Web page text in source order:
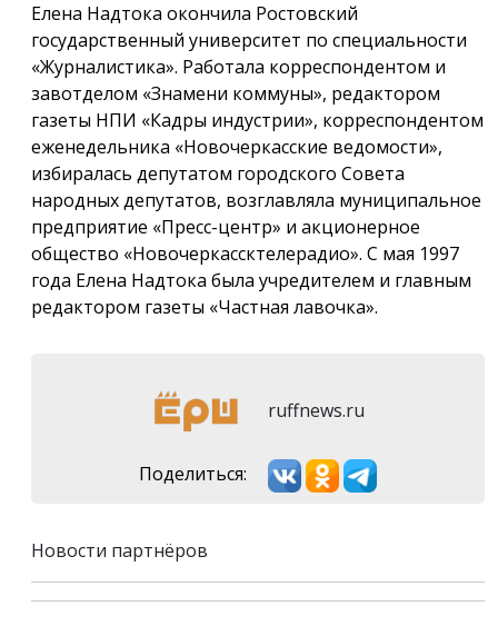
Елена Надтока окончила Ростовский
государственный университет по специальности
«Журналистика». Работала корреспондентом и
завотделом «Знамени коммуны», редактором
газеты НПИ «Кадры индустрии», корреспондентом
еженедельника «Новочеркасские ведомости»,
избиралась депутатом городского Совета
народных депутатов, возглавляла муниципальное
предприятие «Пресс-центр» и акционерное
общество «Новочеркассктелерадио». С мая 1997
года Елена Надтока была учредителем и главным
редактором газеты «Частная лавочка».
ruffnews.ru
Поделиться:
Новости партнёров